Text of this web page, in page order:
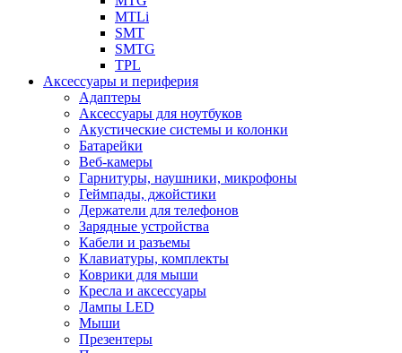
MTLi
SMT
SMTG
TPL
Аксессуары и периферия
Адаптеры
Аксессуары для ноутбуков
Акустические системы и колонки
Батарейки
Веб-камеры
Гарнитуры, наушники, микрофоны
Геймпады, джойстики
Держатели для телефонов
Зарядные устройства
Кабели и разъемы
Клавиатуры, комплекты
Коврики для мыши
Кресла и аксессуары
Лампы LED
Мыши
Презентеры